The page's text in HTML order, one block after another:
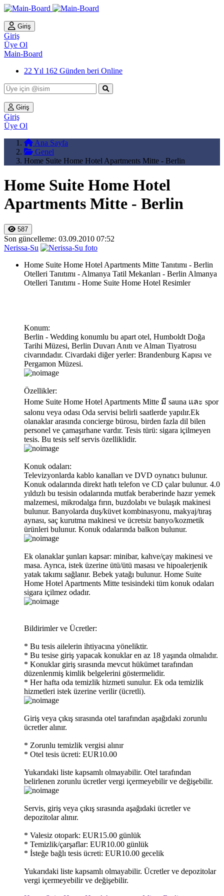
Giriş
Giriş
Üye Ol
Main-Board
22 Yıl 162 Günden beri Online
Giriş
Giriş
Üye Ol
Ana Sayfa
Genel
Home Suite Home Hotel Apartments Mitte - Berlin
Home Suite Home Hotel
Apartments Mitte - Berlin
587
Son güncelleme: 03.09.2010 07:52
Nerissa-Su
Home Suite Home Hotel Apartments Mitte Tanıtımı - Berlin
Otelleri Tanıtımı - Almanya Tatil Mekanları - Berlin Almanya
Otelleri Tanıtımı - Home Suite Home Hotel Resimler
Konum:
Berlin - Wedding konumlu bu apart otel, Humboldt Doğa
Tarihi Müzesi, Berlin Duvarı Anıtı ve Alman Tiyatrosu
civarındadır. Civardaki diğer yerler: Brandenburg Kapısı ve
Pergamon Müzesi.
Özellikler:
Home Suite Home Hotel Apartments Mitte มี sauna และ spor
salonu veya odası Oda servisi belirli saatlerde yapılır.Ek
olanaklar arasında concierge bürosu, birden fazla dil bilen
personel ve çamaşırhane vardır. Tesis türü: sigara içilmeyen
tesis. Bu tesis self servis özelliklidir.
Konuk odaları:
Televizyonlarda kablo kanalları ve DVD oynatıcı bulunur.
Konuk odalarında direkt hatlı telefon ve CD çalar bulunur. 4.0
yıldızlı bu tesisin odalarında mutfak beraberinde hazır yemek
malzemesi, mikrodalga fırın, buzdolabı ve bulaşık makinesi
bulunur. Banyolarda duş/küvet kombinasyonu, makyaj/tıraş
aynası, saç kurutma makinesi ve ücretsiz banyo/kozmetik
ürünleri bulunur. Konuk odalarında balkon bulunur.
Ek olanaklar şunları kapsar: minibar, kahve/çay makinesi ve
masa. Ayrıca, istek üzerine ütü/ütü masası ve hipoalerjenik
yatak takımı sağlanır. Bebek yatağı bulunur. Home Suite
Home Hotel Apartments Mitte tesisindeki tüm konuk odaları
sigara içilmez odadır.
Bildirimler ve Ücretler:
* Bu tesis ailelerin ihtiyacına yöneliktir.
* Bu tesise giriş yapacak konuklar en az 18 yaşında olmalıdır.
* Konuklar giriş sırasında mevcut hükümet tarafından
düzenlenmiş kimlik belgelerini göstermelidir.
* Her hafta oda temizlik hizmeti sunulur. Ek oda temizlik
hizmetleri istek üzerine verilir (ücretli).
Giriş veya çıkış sırasında otel tarafından aşağıdaki zorunlu
ücretler alınır.
* Zorunlu temizlik vergisi alınır
* Otel tesis ücreti: EUR10.00
Yukarıdaki liste kapsamlı olmayabilir. Otel tarafından
belirlenen zorunlu ücretler vergi içermeyebilir ve değişebilir.
Servis, giriş veya çıkış sırasında aşağıdaki ücretler ve
depozitolar alınır.
* Valesiz otopark: EUR15.00 günlük
* Temizlik/çarşaflar: EUR10.00 günlük
* İsteğe bağlı tesis ücreti: EUR10.00 gecelik
Yukarıdaki liste kapsamlı olmayabilir. Ücretler ve depozitolar
vergi içermeyebilir ve değişebilir.